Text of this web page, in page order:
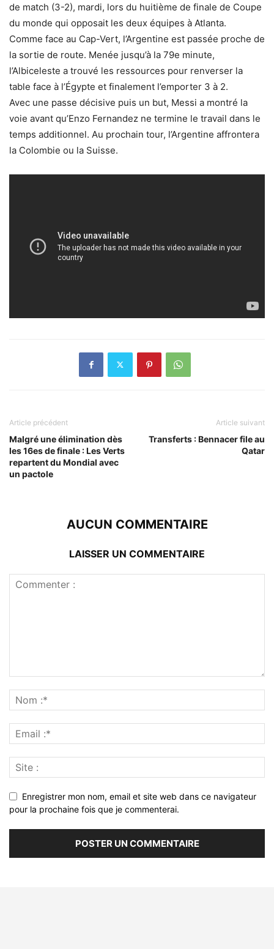
de match (3-2), mardi, lors du huitième de finale de Coupe
du monde qui opposait les deux équipes à Atlanta.
Comme face au Cap-Vert, l’Argentine est passée proche de
la sortie de route. Menée jusqu’à la 79e minute,
l’Albiceleste a trouvé les ressources pour renverser la
table face à l’Égypte et finalement l’emporter 3 à 2.
Avec une passe décisive puis un but, Messi a montré la
voie avant qu’Enzo Fernandez ne termine le travail dans le
temps additionnel. Au prochain tour, l’Argentine affrontera
la Colombie ou la Suisse.
Article précédent
Malgré une élimination dès
les 16es de finale : Les Verts
repartent du Mondial avec
un pactole
Article suivant
Transferts : Bennacer file au
Qatar
AUCUN COMMENTAIRE
LAISSER UN COMMENTAIRE
Enregistrer mon nom, email et site web dans ce navigateur
pour la prochaine fois que je commenterai.